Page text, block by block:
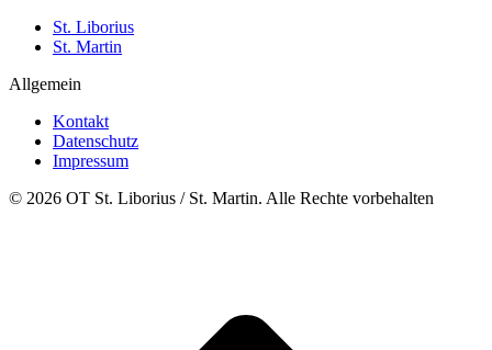
St. Liborius
St. Martin
Allgemein
Kontakt
Datenschutz
Impressum
© 2026 OT St. Liborius / St. Martin. Alle Rechte vorbehalten